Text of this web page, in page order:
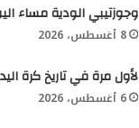
وجوزتيبي الودية مساء
8 أغسطس، 2026
لأول مرة في تاريخ كرة
6 أغسطس، 2026